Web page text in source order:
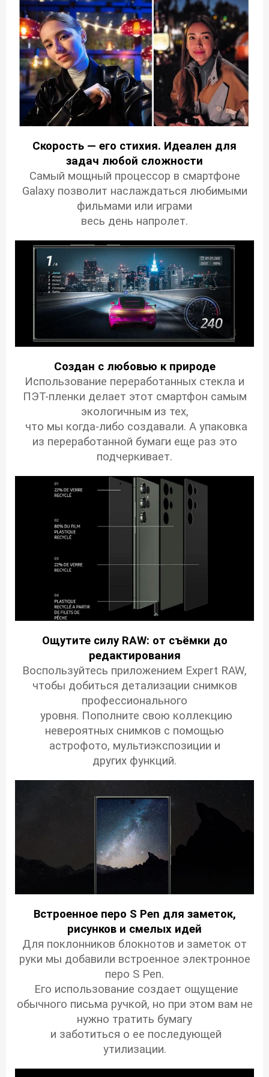
Скорость — его стихия. Идеален для
задач любой сложности
Самый мощный процессор в смартфоне
Galaxy позволит наслаждаться любимыми
фильмами или играми
весь день напролет.
Создан с любовью к природе
Использование переработанных стекла и
ПЭТ-пленки делает этот смартфон самым
экологичным из тех,
что мы когда-либо создавали. А упаковка
из переработанной бумаги еще раз это
подчеркивает.
Ощутите силу RAW: от съёмки до
редактирования
Воспользуйтесь приложением Expert RAW,
чтобы добиться детализации снимков
профессионального
уровня. Пополните свою коллекцию
невероятных снимков с помощью
астрофото, мультиэкспозиции и
других функций.
Встроенное перо S Pen для заметок,
рисунков и смелых идей
Для поклонников блокнотов и заметок от
руки мы добавили встроенное электронное
перо S Pen.
Его использование создает ощущение
обычного письма ручкой, но при этом вам не
нужно тратить бумагу
и заботиться о ее последующей
утилизации.